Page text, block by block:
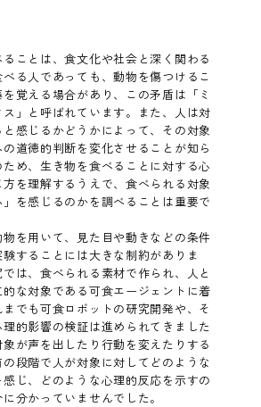
ことは、食文化や社会と深く関わる
る人であっても、動物を傷つけるこ
覚える場合があり、この矛盾は「ミ
」と呼ばれています。また、人は対
感じるかどうかによって、その対象
道徳的判断を変化させることが知ら
め、生き物を食べることに対する心
を理解するうえで、食べられる対象
を感じるのかを調べることは重要で
物を用いて、見た目や動きなどの条件
することには大きな制約がありま
は、食べられる素材で作られ、人と
な対象である可食エージェントに着
でも可食ロボットの研究開発や、そ
的影響の検証は進められてきました
が声を出したり行動を変えたりする
段階で人が対象に対してどのような
感じ、どのような心理的反応を示すの
分かっていませんでした。